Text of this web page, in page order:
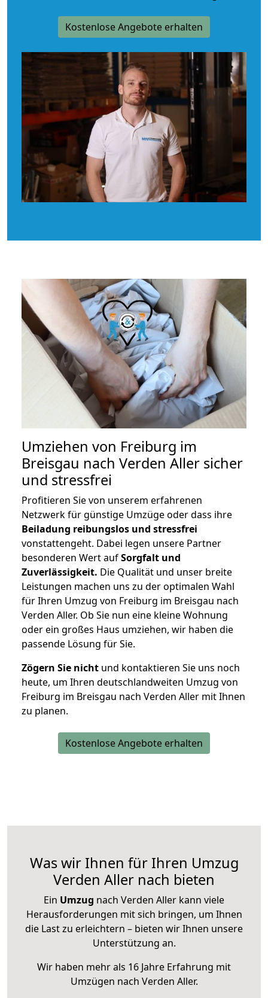
Kostenlose Angebote erhalten
Umziehen von Freiburg im
Breisgau nach Verden Aller sicher
und stressfrei
Profitieren Sie von unserem erfahrenen
Netzwerk für günstige Umzüge oder dass ihre
Beiladung reibungslos und stressfrei
vonstattengeht. Dabei legen unsere Partner
besonderen Wert aufSorgfalt und
Zuverlässigkeit. Die Qualität und unser breite
Leistungen machen uns zu der optimalen Wahl
für Ihren Umzug von Freiburg im Breisgau nach
Verden Aller. Ob Sie nun eine kleine Wohnung
oder ein großes Haus umziehen, wir haben die
passende Lösung für Sie.
Zögern Sie nicht und kontaktieren Sie uns noch
heute, um Ihren deutschlandweiten Umzug von
Freiburg im Breisgau nach Verden Aller mit Ihnen
zu planen.
Kostenlose Angebote erhalten
Was wir Ihnen für Ihren Umzug
Verden Aller nach bieten
Ein Umzug nach Verden Aller kann viele
Herausforderungen mit sich bringen, um Ihnen
die Last zu erleichtern – bieten wir Ihnen unsere
Unterstützung an.
Wir haben mehr als 16 Jahre Erfahrung mit
Umzügen nach Verden Aller.